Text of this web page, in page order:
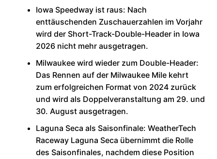
Iowa Speedway ist raus: Nach
enttäuschenden Zuschauerzahlen im Vorjahr
wird der Short-Track-Double-Header in Iowa
2026 nicht mehr ausgetragen.
Milwaukee wird wieder zum Double-Header:
Das Rennen auf der Milwaukee Mile kehrt
zum erfolgreichen Format von 2024 zurück
und wird als Doppelveranstaltung am 29. und
30. August ausgetragen.
Laguna Seca als Saisonfinale: WeatherTech
Raceway Laguna Seca übernimmt die Rolle
des Saisonfinales, nachdem diese Position